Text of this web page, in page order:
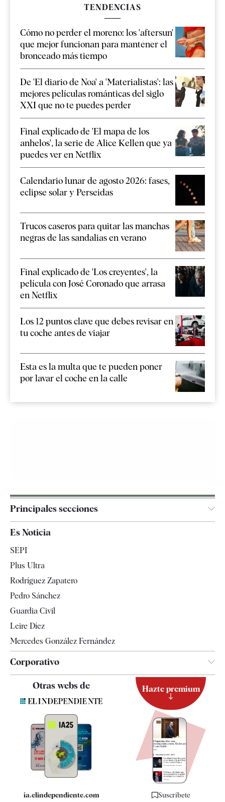
TENDENCIAS
Cómo no perder el moreno: los 'aftersun'
que mejor funcionan para mantener el
bronceado más tiempo
De 'El diario de Noa' a 'Materialistas': las
mejores películas románticas del siglo
XXI que no te puedes perder
Final explicado de 'El mapa de los
anhelos', la serie de Alice Kellen que ya
puedes ver en Netflix
Calendario lunar de agosto 2026: fases,
eclipse solar y Perseidas
Trucos caseros para quitar las manchas
negras de las sandalias en verano
Final explicado de 'Los creyentes', la
película con José Coronado que arrasa
en Netflix
Los 12 puntos clave que debes revisar en
tu coche antes de viajar
Esta es la multa que te pueden poner
por lavar el coche en la calle
Principales secciones
España
Televisión
Es Noticia
SEPI
Plus Ultra
Rodríguez Zapatero
Pedro Sánchez
Guardia Civil
Leire Díez
Mercedes González Fernández
Corporativo
Contacto
Quiénes somos
Especificaciones
Otras webs de
ia.elindependiente.com
Hazte premium
Suscríbete